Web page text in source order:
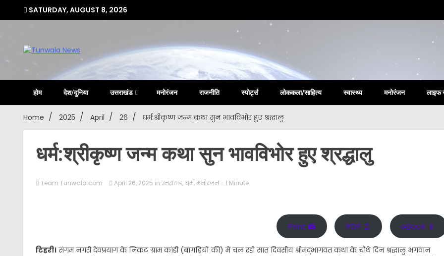
SATURDAY, AUGUST 8, 2026
Tunwala
Uttarakhand Hindi News Portal
होम देश/दुनिया उत्तराखंड मनोरंजन राजनीति स्पोर्ट्स लोककला/साहित्य स्वास्थ्य मनोरंजन लाइफ
Home 2025 April 26 धर्म:श्रीकृष्ण जन्म कथा सुन भावविभोर हुए श्रद्धालु
धर्म:श्रीकृष्ण जन्म कथा सुन भावविभोर हुए श्रद्धालु
Team Tunwala.com April 26, 2025 in उत्तराखंड, धर्म,मनोरंजन - 1 Minute
Print 🖨 PDF 📄 eBook 📱
टिहरी।संगम नगरी देवप्रयाग के निकट ग्राम कांडी (बागड़ियों की) में चल रही सात दिवसीय श्रीमद्भागवत कथा के चौथे दिन श्रद्धालु भगवान